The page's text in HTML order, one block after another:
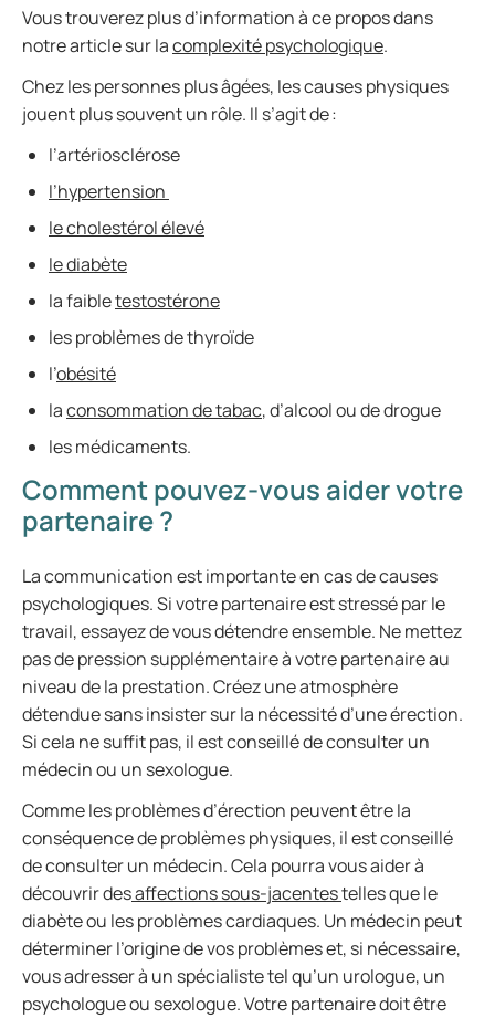
Vous trouverez plus d’information à ce propos dans
notre article sur lacomplexité psychologique.
Chez les personnes plus âgées, les causes physiques
jouent plus souvent un rôle. Il s’agit de :
l’artériosclérose
l’hypertension
le cholestérol élevé
le diabète
la faibletestostérone
les problèmes de thyroïde
l’obésité
laconsommation de tabac, d’alcool ou de drogue
les médicaments.
Comment pouvez-vous aider votre
partenaire ?
La communication est importante en cas de causes
psychologiques. Si votre partenaire est stressé par le
travail, essayez de vous détendre ensemble. Ne mettez
pas de pression supplémentaire à votre partenaire au
niveau de la prestation. Créez une atmosphère
détendue sans insister sur la nécessité d’une érection.
Si cela ne suffit pas, il est conseillé de consulter un
médecin ou un sexologue.
Comme les problèmes d’érection peuvent être la
conséquence de problèmes physiques, il est conseillé
de consulter un médecin. Cela pourra vous aider à
découvrir desaffections sous-jacentestelles que le
diabète ou les problèmes cardiaques. Un médecin peut
déterminer l’origine de vos problèmes et, si nécessaire,
vous adresser à un spécialiste tel qu’un urologue, un
psychologue ou sexologue. Votre partenaire doit être